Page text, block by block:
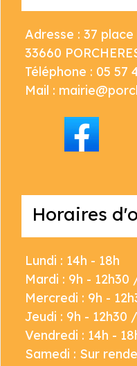
Adresse : 37
33660
Téléphone : 05 57
Mail :
Horaires
Lundi : 14h - 18h
Mardi : 9h - 12h30
Mercredi : 9h -
Jeudi : 9h - 12h30
Vendredi : 14h -
Samedi : Sur